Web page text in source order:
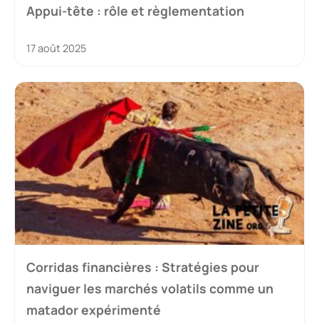
Appui-tête : rôle et règlementation
17 août 2025
Corridas financières : Stratégies pour
naviguer les marchés volatils comme un
matador expérimenté